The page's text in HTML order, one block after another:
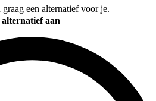
graag een alternatief voor je.
alternatief aan